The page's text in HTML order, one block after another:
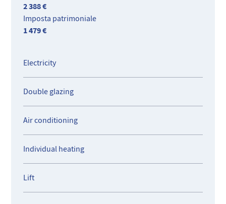
2 388 €
Imposta patrimoniale
1 479 €
Electricity
Double glazing
Air conditioning
Individual heating
Lift